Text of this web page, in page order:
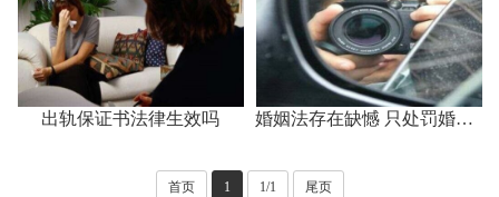
出轨保证书法律生效吗 婚姻法存在缺憾 只处罚婚外同居行为不处罚通奸
首页 1 1/1 尾页